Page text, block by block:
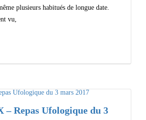
plusieurs habitués de longue date.
vu,
– Repas Ufologique du 3